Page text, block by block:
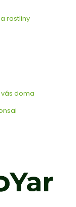
rastliny
doma